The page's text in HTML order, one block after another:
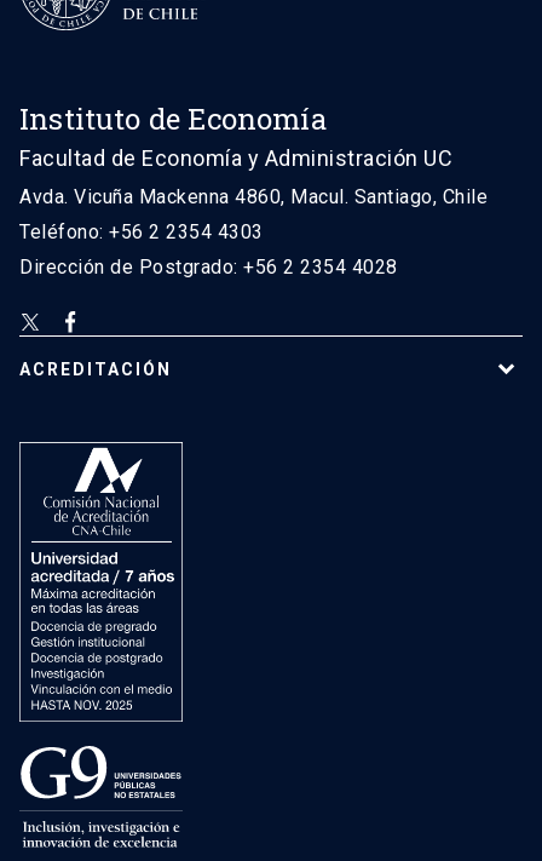
Instituto de Economía
Facultad de Economía y Administración UC
Avda. Vicuña Mackenna 4860, Macul. Santiago, Chile
Teléfono: +56 2 2354 4303
Dirección de Postgrado: +56 2 2354 4028
ACREDITACIÓN